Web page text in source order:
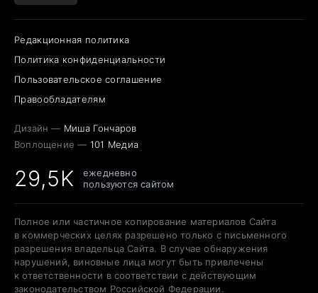
Редакционная политика
Политика конфиденциальности
Пользовательское соглашение
Правообладателям
Дизайн — Миша Гончаров
Воплощение — 101 Медиа
29,5K
ежедневно
пользуются сайтом
Полное или частичное копирование материалов Сайта
в коммерческих целях разрешено только с письменного
разрешения владельца Сайта. В случае обнаружения
нарушений, виновные лица могут быть привлечены
к ответственности в соответствии с действующим
законодательством Российской Федерации.